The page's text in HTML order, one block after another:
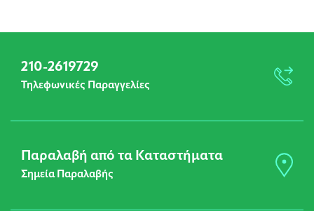
210-2619729
Τηλεφωνικές Παραγγελίες
Παραλαβή από τα Καταστήματα
Σημεία Παραλαβής